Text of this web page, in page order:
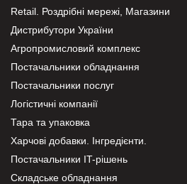
Retail. Роздрібні мережі, Магазини
Дистрибутори України
Агропромисловий комплекс
Постачальники обладнання
Постачальники послуг
Логістичні компанії
Тара та упаковка
Харчові добавки. Інгредієнти.
Постачальники IT-рішень
Складське обладнання